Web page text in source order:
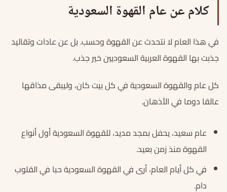
كلام عن عام القهوة السعودية
في هذا العام لا نتحدث عن القهوة وحسب. بل عن عادات وتقاليد
جذبت بها القهوة العربية السعوديين خير جذب.
كل عام والقهوة السعودية في كل بيت كان، وليبقى مذاقها
عالقا دوما في الأذهان.
عام سعيد، يحفل بمجد مديد، للقهوة السعودية أول أنواع
القهوة منذ زمن بعيد.
في كل أيام العام، أرى في القهوة السعودية حبا في القلوب
دام.